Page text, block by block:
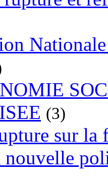
(3)
sur
nouvelle